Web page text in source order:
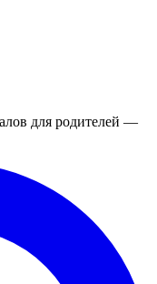
для родителей —